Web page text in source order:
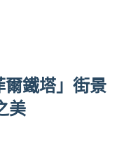
爾鐵塔」街景
美